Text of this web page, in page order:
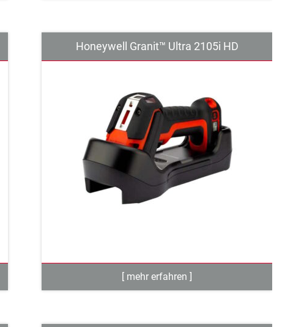
Honeywell Granit™ Ultra 2105i HD